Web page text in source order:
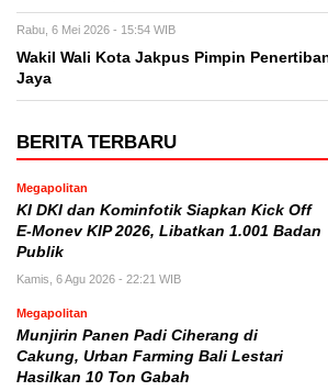
Rabu, 6 Mei 2026 - 15:54 WIB
Wakil Wali Kota Jakpus Pimpin
Jaya
BERITA TERBARU
Megapolitan
KI DKI dan Kominfotik Siapkan Kick Off
E-Monev KIP 2026, Libatkan 1.001 Badan
Publik
Kamis, 6 Agu 2026 - 22:21 WIB
Megapolitan
Munjirin Panen Padi Ciherang di
Cakung, Urban Farming Bali Lestari
Hasilkan 10 Ton Gabah